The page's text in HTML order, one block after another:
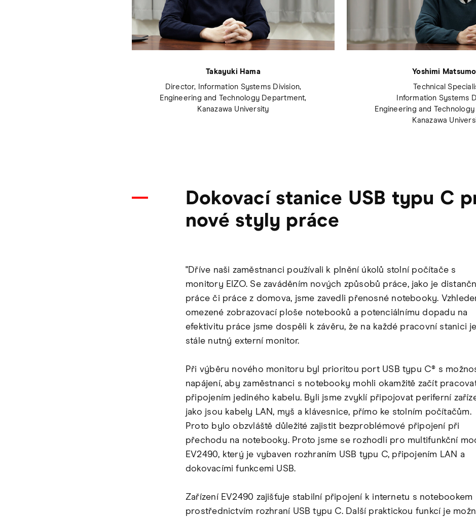
Takayuki Hama
Director, Information Systems Division,
Engineering and Technology Department,
Kanazawa University
Yoshimi
Technical
Information Systems
Engineering and
Kanazawa
Dokovací stanice USB typu C
nové styly práce
"Dříve naši zaměstnanci používali k plnění úkolů stolní počítače s
monitory EIZO. Se zaváděním nových způsobů práce, jako je
práce či práce z domova, jsme zavedli přenosné notebooky.
omezené zobrazovací ploše notebooků a potenciálnímu dopadu na
efektivitu práce jsme dospěli k závěru, že na každé pracovní stanici je
stále nutný externí monitor.
Při výběru nového monitoru byl prioritou port USB typu C® s
napájení, aby zaměstnanci s notebooky mohli okamžitě začít
připojením jediného kabelu. Byli jsme zvyklí připojovat periferní
jako jsou kabely LAN, myš a klávesnice, přímo ke stolním počítačům.
Proto bylo obzvláště důležité zajistit bezproblémové připojení při
přechodu na notebooky. Proto jsme se rozhodli pro multifunkční
EV2490, který je vybaven rozhraním USB typu C, připojením LAN a
dokovacími funkcemi USB.
Zařízení EV2490 zajišťuje stabilní připojení k internetu s notebookem
prostřednictvím rozhraní USB typu C. Další praktickou funkcí je